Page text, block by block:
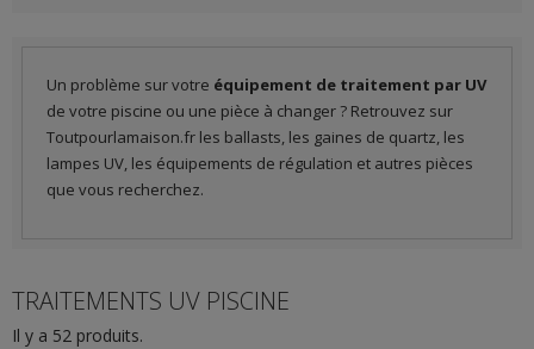
Un problème sur votre équipement de traitement par UV
de votre piscine ou une pièce à changer ? Retrouvez sur
Toutpourlamaison.fr les ballasts, les gaines de quartz, les
lampes UV, les équipements de régulation et autres pièces
que vous recherchez.
TRAITEMENTS UV PISCINE
Il y a 52 produits.